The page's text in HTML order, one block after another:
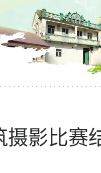
刊
活
摄
影
申请安排
获批准的申请书
主
摄影比赛